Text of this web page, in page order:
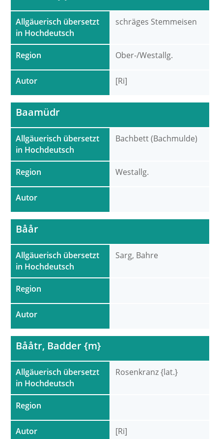
Allgäuerisch übersetzt
in Hochdeutsch
Region
Autor
schräges Stemmeisen
Ober-/Westallg.
[Ri]
Allgäuerisch übersetzt
in Hochdeutsch
Region
Autor
Baamüdr
Bachbett (Bachmulde)
Westallg.
Allgäuerisch übersetzt
in Hochdeutsch
Region
Autor
Båår
Sarg, Bahre
Allgäuerisch übersetzt
in Hochdeutsch
Region
Autor
Bååtr, Badder {m}
Rosenkranz {lat.}
[Ri]